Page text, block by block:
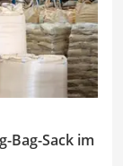
Bag-Sack im